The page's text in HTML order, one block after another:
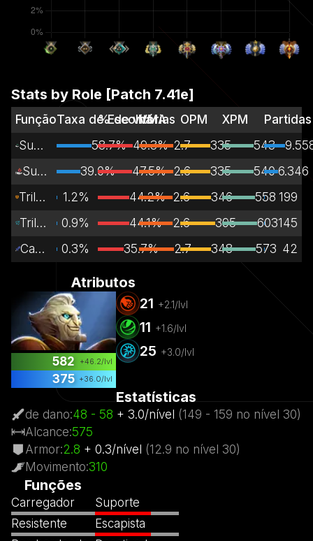
Stats by Role [Patch 7.41e]
FunçãoTaxa de Escolha
% de vitórias
VMA OPM XPM
Partidas
Suporte dedicado
58.7% 49.3% 2.7 335 543
Suporte
39.0% 47.5% 2.6 335 5406.346
Trilha vulnerável
1.2% 44.2% 2.6 346 558 199
Trilha do meio
0.9% 44.1% 2.6 395 603145
Carregador
0.3% 35.7% 2.7 348 573 42
Atributos
582 +46.2/lvl
375 +36.0/lvl
21 +2.1/lvl
11 +1.6/lvl
25 +3.0/lvl
Estatísticas
de dano:48 - 58 + 3.0/nível (149 - 159 no nível 30)
Alcance:575
Armor:2.8 + 0.3/nível (12.9 no nível 30)
Movimento:310
Funções
Carregador
Resistente
Suporte
Escapista